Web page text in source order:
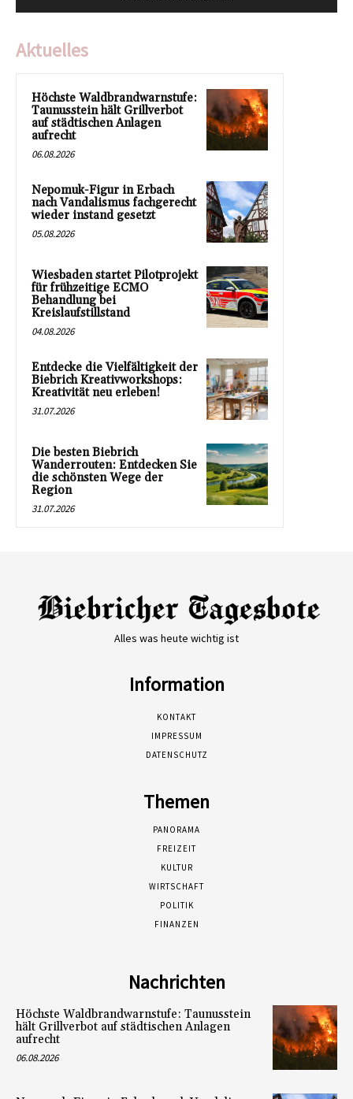
Aktuelles
Höchste Waldbrandwarnstufe:
Taunusstein hält Grillverbot
auf städtischen Anlagen
aufrecht
06.08.2026
Nepomuk-Figur in Erbach
nach Vandalismus fachgerecht
wieder instand gesetzt
05.08.2026
Wiesbaden startet Pilotprojekt
für frühzeitige ECMO
Behandlung bei
Kreislaufstillstand
04.08.2026
Entdecke die Vielfältigkeit der
Biebrich Kreativworkshops:
Kreativität neu erleben!
31.07.2026
Die besten Biebrich
Wanderrouten: Entdecken Sie
die schönsten Wege der
Region
31.07.2026
Alles was heute wichtig ist
Information
KONTAKT
IMPRESSUM
DATENSCHUTZ
Themen
PANORAMA
FREIZEIT
KULTUR
WIRTSCHAFT
POLITIK
FINANZEN
Nachrichten
Höchste Waldbrandwarnstufe: Taunusstein
hält Grillverbot auf städtischen Anlagen
aufrecht
06.08.2026